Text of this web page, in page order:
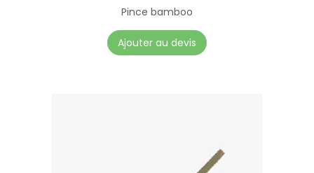
Pince bamboo
Ajouter au devis